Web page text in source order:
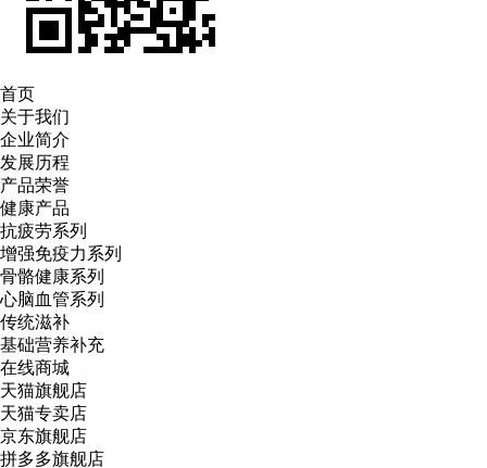
首页
关于我们
企业简介
发展历程
产品荣誉
健康产品
抗疲劳系列
增强免疫力系列
骨骼健康系列
心脑血管系列
传统滋补
基础营养补充
在线商城
天猫旗舰店
天猫专卖店
京东旗舰店
拼多多旗舰店